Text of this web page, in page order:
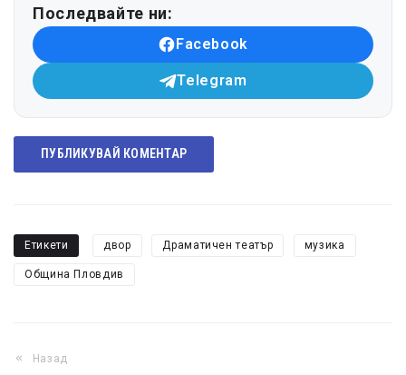
Последвайте ни:
Facebook
Telegram
ПУБЛИКУВАЙ КОМЕНТАР
Етикети двор Драматичен театър музика
Община Пловдив
Назад